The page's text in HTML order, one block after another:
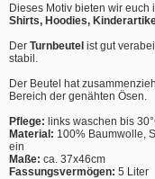
Dieses Motiv bieten wir
Shirts, Hoodies,
Der Turnbeutel ist gut
stabil.
Der Beutel hat
Bereich der genähten Ösen.
Pflege: links waschen bis
Material: 100% Baumwolle,
ein
Maße: ca. 37x46cm
Fassungsvermögen: 5 Liter